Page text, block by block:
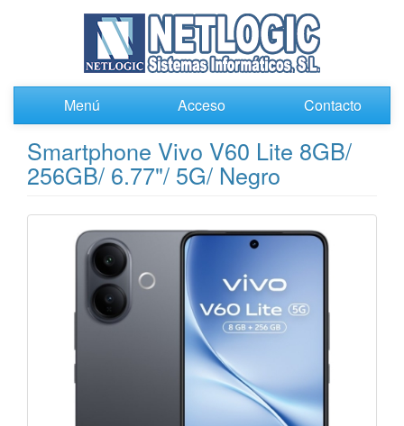
Menú Acceso Contacto
Smartphone Vivo V60 Lite 8GB/
256GB/ 6.77"/ 5G/ Negro